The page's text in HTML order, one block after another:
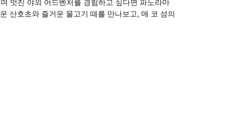
멋진 야외 어드벤처를 경험하고 싶다면 파노라마
산호초와 즐거운 물고기 떼를 만나보고, 매 코 섬의